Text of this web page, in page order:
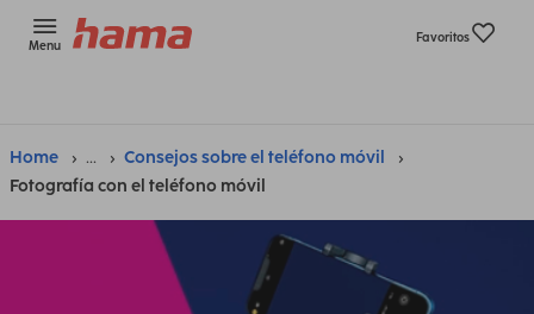
Menu
Favoritos
Home ...
Consejos sobre el teléfono móvil
Fotografía con el teléfono móvil